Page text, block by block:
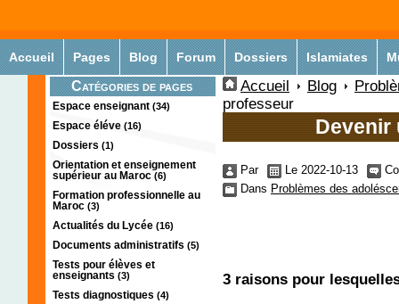
Accueil Pages Blog Forum Dossiers Islamiates
Catégories de pages
Espace enseignant (34)
Espace éléve (16)
Dossiers (1)
Orientation et enseignement
supérieur au Maroc (6)
Formation professionnelle au
Maroc (3)
Actualités du Lycée (16)
Documents administratifs (5)
Tests pour élèves et
enseignants (3)
Tests diagnostiques (4)
Accueil Blog
professeur
Devenir
Par Le 2022-10-13
Dans Problèmes des
3 raisons pour